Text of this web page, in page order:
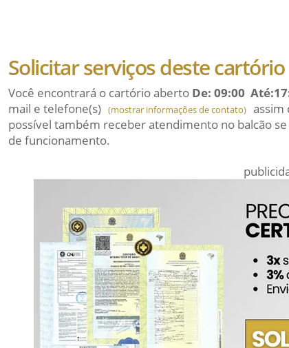
Solicitar serviços deste cartório
Você encontrará o cartório aberto De: 09:00
mail e telefone(s) (mostrar informações de contato) assim
possível também receber atendimento no balcão
de funcionamento.